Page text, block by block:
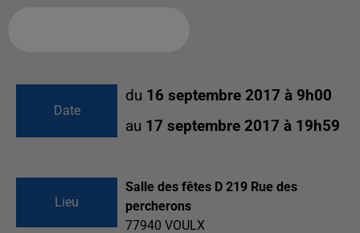
Date
du 16 septembre 2017 à 9h00
au 17 septembre 2017 à 19h59
Lieu
Salle des fêtes D 219 Rue des
percherons
77940 VOULX